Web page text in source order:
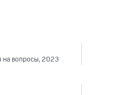
на вопросы, 2023